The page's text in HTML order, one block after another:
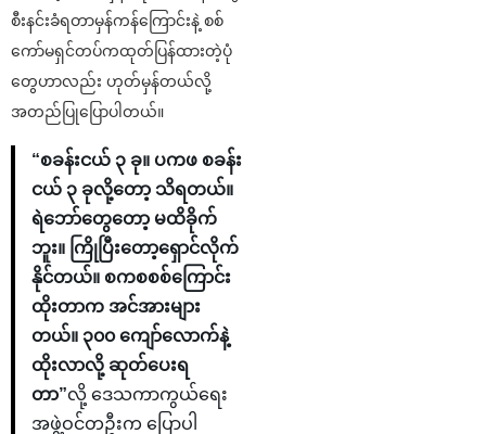
စီးနင်းခံရတာမှန်ကန်ကြောင်းနဲ့ စစ်
ကော်မရှင်တပ်ကထုတ်ပြန်ထားတဲ့ပုံ
တွေဟာလည်း ဟုတ်မှန်တယ်လို့
အတည်ပြုပြောပါတယ်။
“စခန်းငယ် ၃ ခု။ ပကဖ စခန်း
ငယ် ၃ ခုလို့တော့ သိရတယ်။
ရဲဘော်တွေတော့ မထိခိုက်
ဘူး။ ကြိုပြီးတော့ရှောင်လိုက်
နိုင်တယ်။ စကစစစ်ကြောင်း
ထိုးတာက အင်အားများ
တယ်။ ၃၀၀ ကျော်လောက်နဲ့
ထိုးလာလို့ ဆုတ်ပေးရ
တာ”လို့ ဒေသကာကွယ်ရေး
အဖွဲ့ဝင်တဦးက ပြောပါ